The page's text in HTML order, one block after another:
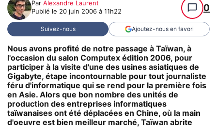
Par Alexandre Laurent
Publié le 20 juin 2006 à 11h22 0
Suivez-nous Ajoutez-nous en favori
Nous avons profité de notre passage à Taïwan, à
l'occasion du salon Computex édition 2006, pour
participer à la visite d'une des usines asiatiques de
Gigabyte, étape incontournable pour tout journaliste
féru d'informatique qui se rend pour la première fois
en Asie. Alors que bon nombre des unités de
production des entreprises informatiques
taïwanaises ont été déplacées en Chine, où la main
d'oeuvre est bien meilleur marché, Taïwan abrite